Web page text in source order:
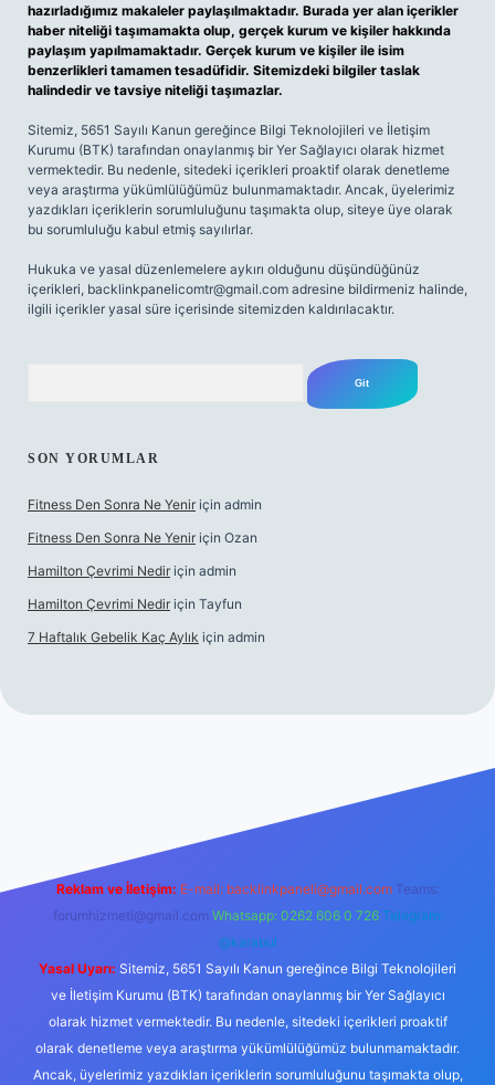
hazırladığımız makaleler paylaşılmaktadır. Burada yer alan içerikler
haber niteliği taşımamakta olup, gerçek kurum ve kişiler hakkında
paylaşım yapılmamaktadır. Gerçek kurum ve kişiler ile isim
benzerlikleri tamamen tesadüfidir. Sitemizdeki bilgiler taslak
halindedir ve tavsiye niteliği taşımazlar.
Sitemiz, 5651 Sayılı Kanun gereğince Bilgi Teknolojileri ve İletişim
Kurumu (BTK) tarafından onaylanmış bir Yer Sağlayıcı olarak hizmet
vermektedir. Bu nedenle, sitedeki içerikleri proaktif olarak denetleme
veya araştırma yükümlülüğümüz bulunmamaktadır. Ancak, üyelerimiz
yazdıkları içeriklerin sorumluluğunu taşımakta olup, siteye üye olarak
bu sorumluluğu kabul etmiş sayılırlar.
Hukuka ve yasal düzenlemelere aykırı olduğunu düşündüğünüz
içerikleri, backlinkpanelicomtr@gmail.com adresine bildirmeniz halinde,
ilgili içerikler yasal süre içerisinde sitemizden kaldırılacaktır.
SON YORUMLAR
Fitness Den Sonra Ne Yenir için admin
Fitness Den Sonra Ne Yenir için Ozan
Hamilton Çevrimi Nedir için admin
Hamilton Çevrimi Nedir için Tayfun
7 Haftalık Gebelik Kaç Aylık için admin
Reklam ve İletişim: E-mail: backlinkpaneli@gmail.com Teams:
forumhizmeti@gmail.com Whatsapp: 0262 606 0 726 Telegram:
@karabul
Yasal Uyarı: Sitemiz, 5651 Sayılı Kanun gereğince Bilgi Teknolojileri
ve İletişim Kurumu (BTK) tarafından onaylanmış bir Yer Sağlayıcı
olarak hizmet vermektedir. Bu nedenle, sitedeki içerikleri proaktif
olarak denetleme veya araştırma yükümlülüğümüz bulunmamaktadır.
Ancak, üyelerimiz yazdıkları içeriklerin sorumluluğunu taşımakta olup,